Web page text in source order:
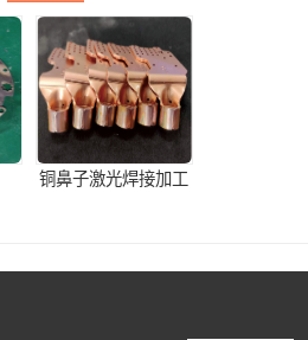
铜鼻子激光焊接加工